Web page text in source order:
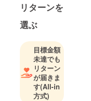
リターンを
選ぶ
目標金額
未達でも
リターン
が届きま
す(All-in
方式)